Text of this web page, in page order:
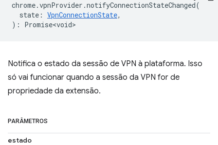
chrome.vpnProvider .notifyConnectionStateChanged(
state : VpnConnectionState,
) : Promise<void>
Notifica o estado da sessão de VPN à plataforma. Isso
só vai funcionar quando a sessão da VPN for de
propriedade da extensão.
PARÂMETROS
estado